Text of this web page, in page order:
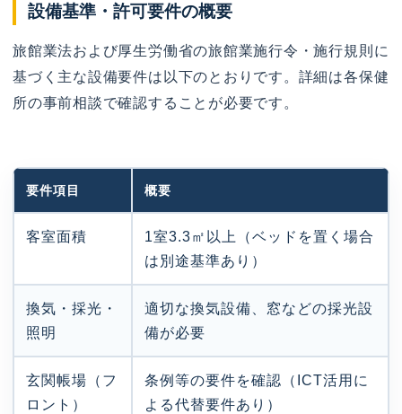
設備基準・許可要件の概要
旅館業法および厚生労働省の旅館業施行令・施行規則に
基づく主な設備要件は以下のとおりです。詳細は各保健
所の事前相談で確認することが必要です。
要件項目 概要
客室面積
1室3.3㎡以上（ベッドを置く場合
は別途基準あり）
換気・採光・
照明
適切な換気設備、窓などの採光設
備が必要
玄関帳場（フ
ロント）
条例等の要件を確認（ICT活用に
よる代替要件あり）